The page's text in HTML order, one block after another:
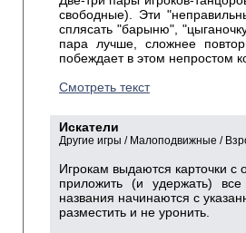
свободные). Эти
сплясать "барыню",
пара лучше, сложнее
побеждает в этом непростом
Смотреть текст
Искатели
Другие игры / Малоподвижные /
Игрокам выдаются карточки с
приложить (и удержать)
названия начинаются с
разместить и не уронить.